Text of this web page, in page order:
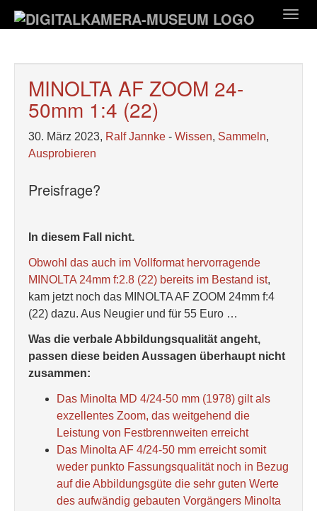
Hauptinhalt
MINOLTA AF ZOOM 24-
50mm 1:4 (22)
30. März 2023, Ralf Jannke - Wissen, Sammeln,
Ausprobieren
Preisfrage?
In diesem Fall nicht.
Obwohl das auch im Vollformat hervorragende
MINOLTA 24mm f:2.8 (22) bereits im Bestand ist,
kam jetzt noch das MINOLTA AF ZOOM 24mm f:4
(22) dazu. Aus Neugier und für 55 Euro …
Was die verbale Abbildungsqualität angeht,
passen diese beiden Aussagen überhaupt nicht
zusammen:
Das Minolta MD 4/24-50 mm (1978) gilt als
exzellentes Zoom, das weitgehend die
Leistung von Festbrennweiten erreicht
Das Minolta AF 4/24-50 mm erreicht somit
weder punkto Fassungsqualität noch in Bezug
auf die Abbildungsgüte die sehr guten Werte
des aufwändig gebauten Vorgängers Minolta